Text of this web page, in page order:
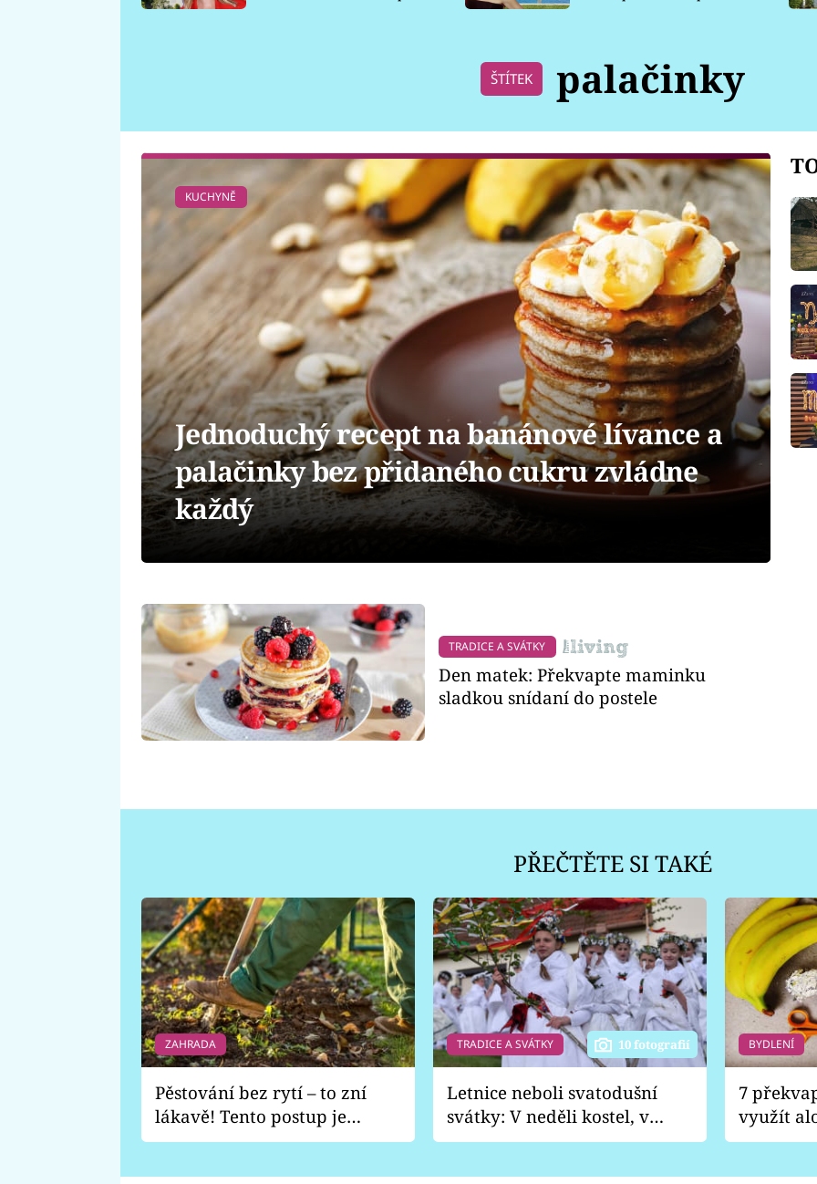
ŠTÍTEK palačinky
KUCHYNĚ
Jednoduchý recept na banánové lívance a
palačinky bez přidaného cukru zvládne
každý
TRADICE A SVÁTKY
Den matek: Překvapte maminku
sladkou snídaní do postele
PŘEČTĚTE SI TAKÉ
ZAHRADA
Pěstování bez rytí – to zní
lákavě! Tento postup je
vhodný jen pro některé
TRADICE A SVÁTKY 10 fotografií
Letnice neboli svatodušní
svátky: V neděli kostel, v
pondělí zábava
BYDLENÍ
7
využít